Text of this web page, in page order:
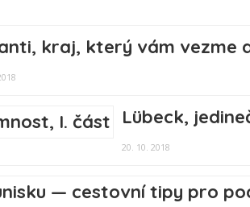
kraj, který vám vezme
Lübeck,
20. 10. 2018